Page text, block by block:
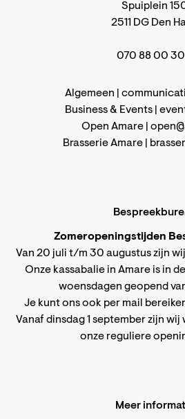
Spuiplein
2511 DG Den
070 88 00
Algemeen |
Business & Events |
Open Amare |
Brasserie Amare |
Zomeropeningstijden
Van 20 juli t/m 30 augustus zijn
Onze kassabalie in Amare is in
woensdagen geopend
Je kunt ons ook per mail
Vanaf dinsdag 1 september zijn
onze reguliere
Meer